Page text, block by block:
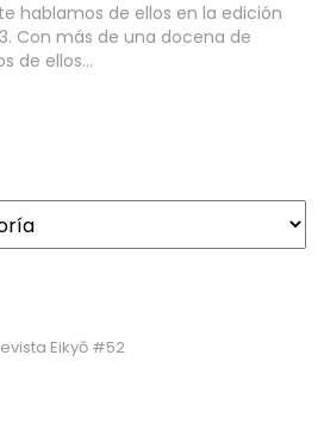
hablamos de ellos en la edición
Con más de una docena de
de ellos…
Eikyō #52